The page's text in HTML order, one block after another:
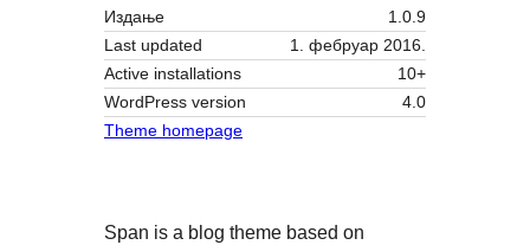
Издање
1.0.9
Last updated
1. фебруар 2016.
Active installations
10+
WordPress version
4.0
Theme homepage
Span is a blog theme based on